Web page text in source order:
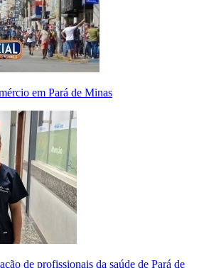
em Pará de Minas
de profissionais da saúde de Pará de